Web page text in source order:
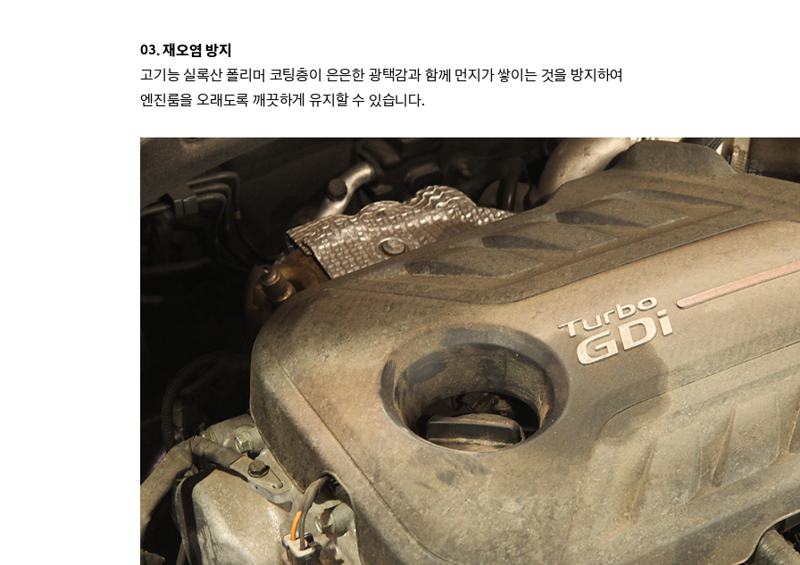
03. 재오염 방지
고기능 실록산 폴리머 코팅층이 은은한 광택감과 함께 먼지가 쌓이는 것을 방지하여
엔진룸을 오래도록 깨끗하게 유지할 수 있습니다.